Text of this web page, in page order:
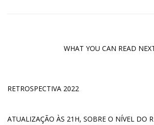
WHAT YOU CAN READ
RETROSPECTIVA 2022
ATUALIZAÇÃO ÀS 21H, SOBRE O NÍVEL DO